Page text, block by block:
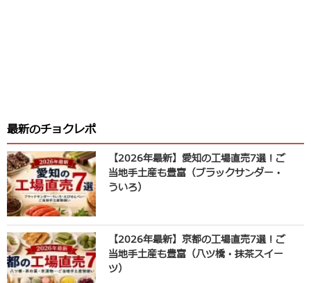
最新のチョクレポ
【2026年最新】愛知の工場直売7選！ご
当地手土産も豊富（ブラックサンダー・
ういろ）
【2026年最新】京都の工場直売7選！ご
当地手土産も豊富（八ツ橋・抹茶スイー
ツ）